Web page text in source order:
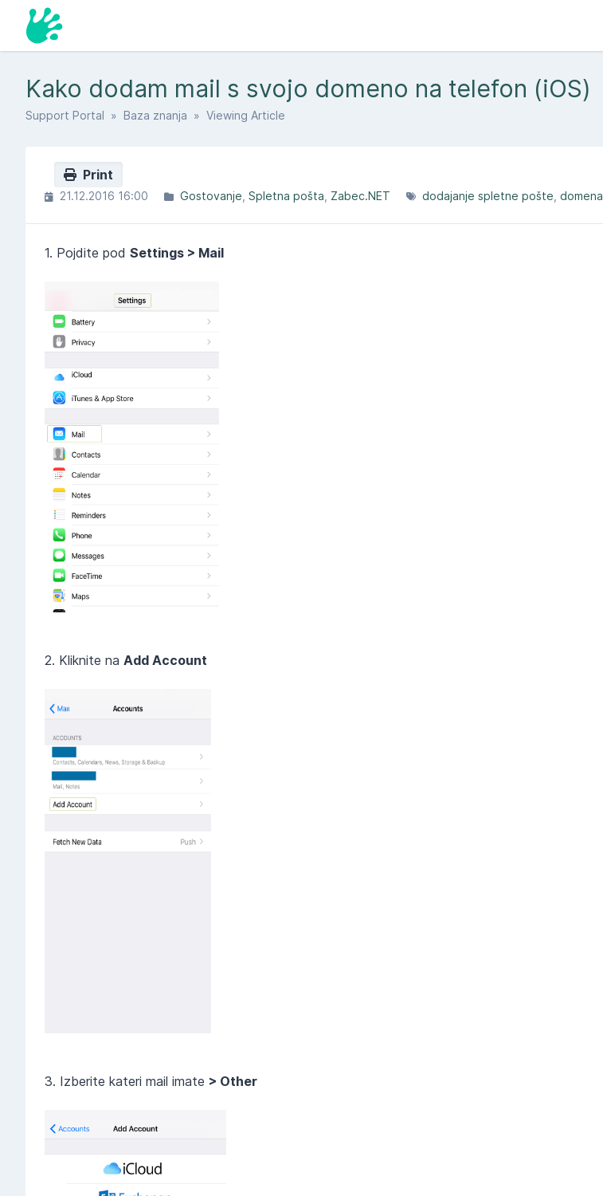
Kako dodam mail s svojo domeno na telefon (iOS)
Support Portal » Baza znanja » Viewing Article
Print
21.12.2016 16:00 Gostovanje Spletna pošta Zabec.NET dodajanje spletne pošte domena
1. Pojdite pod Settings > Mail
2. Kliknite na Add Account
3. Izberite kateri mail imate > Other